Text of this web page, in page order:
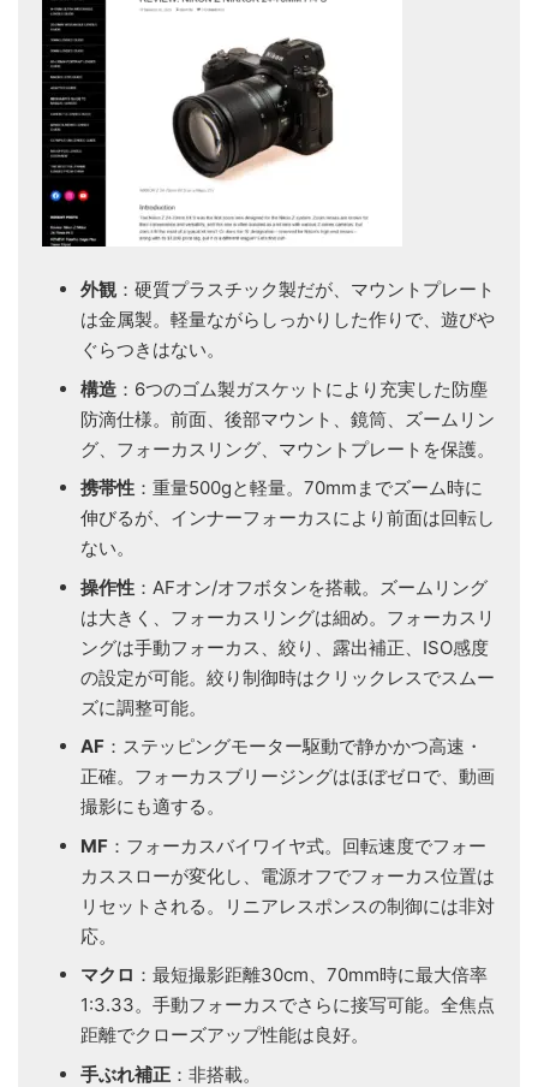
外観 ：硬質プラスチック製だが、マウントプレート
は金属製。軽量ながらしっかりした作りで、遊びや
ぐらつきはない。
構造 ：6つのゴム製ガスケットにより充実した防塵
防滴仕様。前面、後部マウント、鏡筒、ズームリン
グ、フォーカスリング、マウントプレートを保護。
携帯性 ：重量500gと軽量。70mmまでズーム時に
伸びるが、インナーフォーカスにより前面は回転し
ない。
操作性 ：AFオン/オフボタンを搭載。ズームリング
は大きく、フォーカスリングは細め。フォーカスリ
ングは手動フォーカス、絞り、露出補正、ISO感度
の設定が可能。絞り制御時はクリックレスでスムー
ズに調整可能。
AF ：ステッピングモーター駆動で静かかつ高速・
正確。フォーカスブリージングはほぼゼロで、動画
撮影にも適する。
MF ：フォーカスバイワイヤ式。回転速度でフォー
カススローが変化し、電源オフでフォーカス位置は
リセットされる。リニアレスポンスの制御には非対
応。
マクロ ：最短撮影距離30cm、70mm時に最大倍率
1:3.33。手動フォーカスでさらに接写可能。全焦点
距離でクローズアップ性能は良好。
手ぶれ補正 ：非搭載。